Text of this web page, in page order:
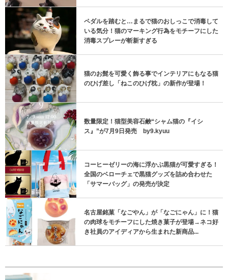
ペダルを踏むと…まるで猫のおしっこで消毒して
いる気分！猫のマーキング行為をモチーフにした
消毒スプレーが斬新すぎる
猫のお髭を可愛く飾る事でインテリアにもなる猫
のひげ差し「ねこのひげ枕」の新作が登場！
数量限定！猫型美容石鹸“シャム猫の『イシ
ス』”が7月9日発売 by9.kyuu
コーヒーゼリーの海に浮かぶ黒猫が可愛すぎる！
全国のベローチェで黒猫グッズを詰め合わせた
「サマーバッグ」の発売が決定
名古屋銘菓「なごやん」が「なごにゃん」に！猫
の肉球をモチーフにした焼き菓子が登場→ネコ好
き社員のアイディアから生まれた新商品...